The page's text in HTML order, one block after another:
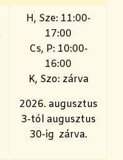
H, Sze: 11:00-
17:00
Cs, P: 10:00-
16:00
K, Szo: zárva
2026. augusztus
3-tól augusztus
30-ig zárva.